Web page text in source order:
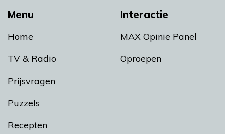
Menu
Home
TV & Radio
Prijsvragen
Puzzels
Recepten
Interactie
MAX Opinie Panel
Oproepen